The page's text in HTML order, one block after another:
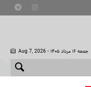
Aug 7, 2026 - جمعه ۱۶ مرداد ۱۴۰۵